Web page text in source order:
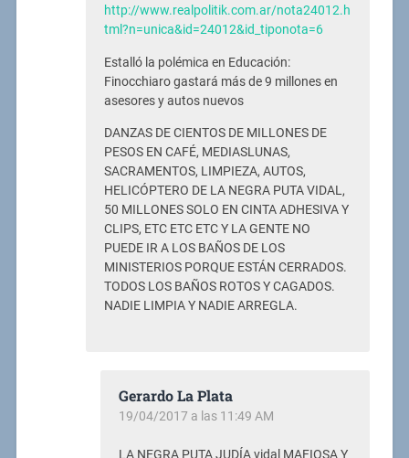
http://www.realpolitik.com.ar/nota24012.h
tml?n=unica&id=24012&id_tiponota=6
Estalló la polémica en Educación:
Finocchiaro gastará más de 9 millones en
asesores y autos nuevos
DANZAS DE CIENTOS DE MILLONES DE
PESOS EN CAFÉ, MEDIASLUNAS,
SACRAMENTOS, LIMPIEZA, AUTOS,
HELICÓPTERO DE LA NEGRA PUTA VIDAL,
50 MILLONES SOLO EN CINTA ADHESIVA Y
CLIPS, ETC ETC ETC Y LA GENTE NO
PUEDE IR A LOS BAÑOS DE LOS
MINISTERIOS PORQUE ESTÁN CERRADOS.
TODOS LOS BAÑOS ROTOS Y CAGADOS.
NADIE LIMPIA Y NADIE ARREGLA.
Gerardo La Plata
19/04/2017 a las 11:49 AM
LA NEGRA PUTA JUDÍA vidal MAFIOSA Y